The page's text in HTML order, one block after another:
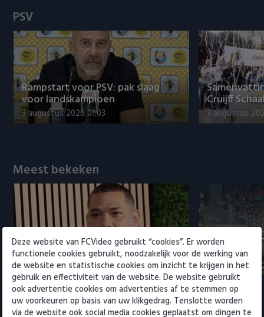
Vitesse
VVV Venlo
Willem II
PSV
Rampstart voor PSV: pak slaag
voor landskampioen
3 augustus 2026 01:03
Cruijff
3 augustus
Meest bekeken
Maduro positief over
ontwikkelingen bij Ajax
5 augustus 2026 15:00
- NEC 0-0
5 augustus
Eredivisie
Deze website van FCVideo gebruikt “cookies”. Er worden
functionele cookies gebruikt, noodzakelijk voor de werking van
de website en statistische cookies om inzicht te krijgen in het
gebruik en effectiviteit van de website. De website gebruikt
ook advertentie cookies om advertenties af te stemmen op
uw voorkeuren op basis van uw klikgedrag. Tenslotte worden
via de website ook social media cookies geplaatst om dingen te